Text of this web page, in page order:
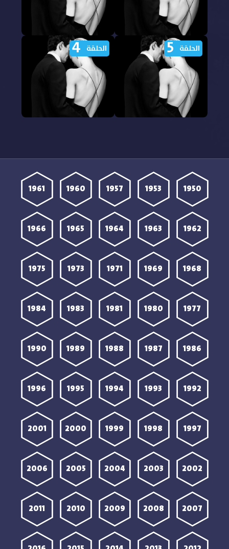
مشاهدة مسلسل Love
Story 2026 الحلقة 7
مترجمة
مشاهدة مسلسل Love
Story 2026 الحلقة 6
مترجمة
الحلقة 5 الحلقة 4
1950
1953
1957
1960
1961
1962
1963
1964
1965
1966
1968
1969
1971
1973
1975
1977
1980
1981
1983
1984
1986
1987
1988
1989
1990
1992
1993
1994
1995
1996
1997
1998
1999
2000
2001
2002
2003
2004
2005
2006
2007
2008
2009
2010
2011